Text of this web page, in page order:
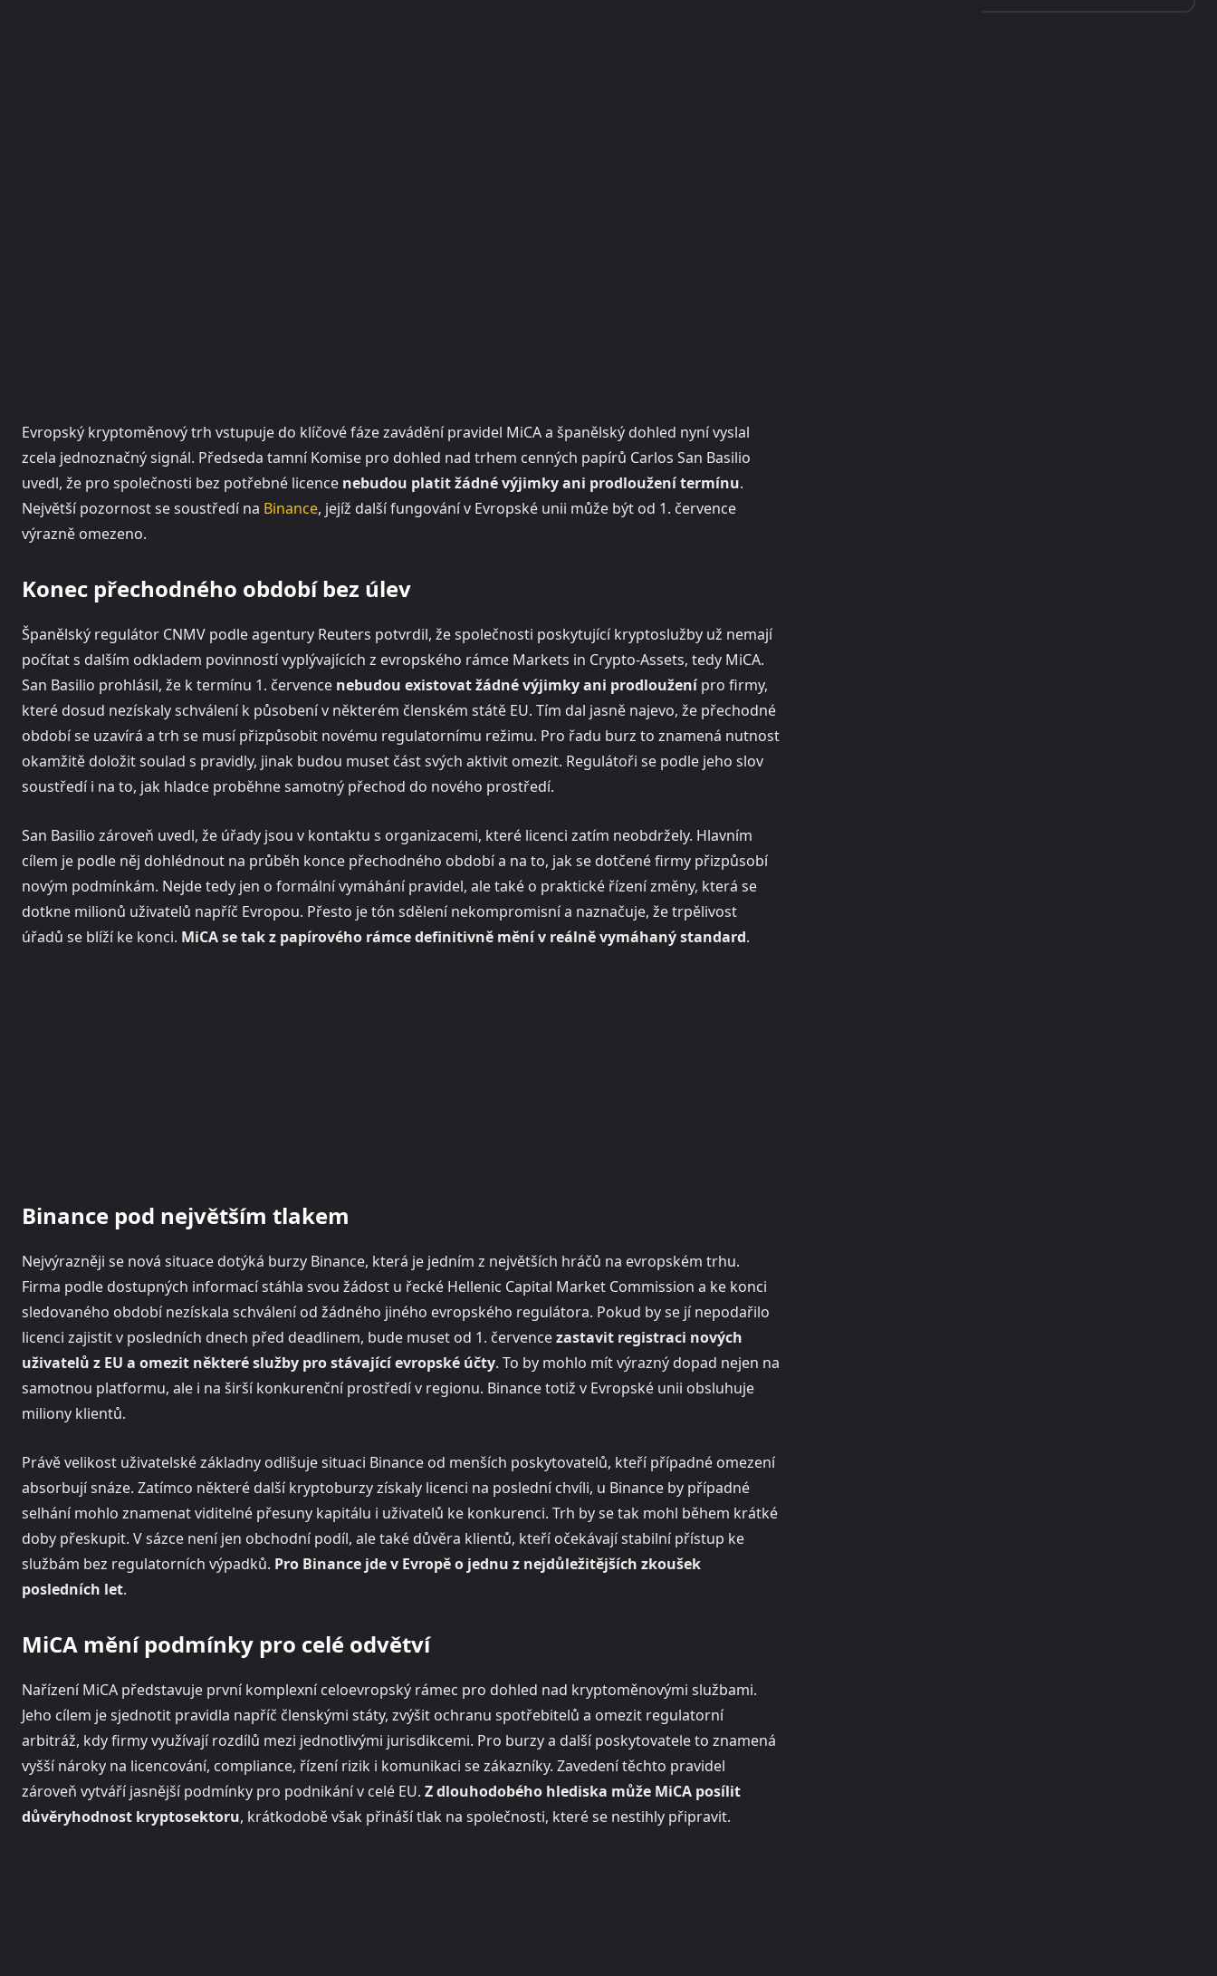
Evropský kryptoměnový trh vstupuje do klíčové fáze zavádění pravidel MiCA a španělský dohled nyní vyslal
zcela jednoznačný signál. Předseda tamní Komise pro dohled nad trhem cenných papírů Carlos San Basilio
uvedl, že pro společnosti bez potřebné licence nebudou platit žádné výjimky ani prodloužení termínu.
Největší pozornost se soustředí na Binance, jejíž další fungování v Evropské unii může být od 1. července
výrazně omezeno.
Konec přechodného období bez úlev
Španělský regulátor CNMV podle agentury Reuters potvrdil, že společnosti poskytující kryptoslužby už nemají
počítat s dalším odkladem povinností vyplývajících z evropského rámce Markets in Crypto-Assets, tedy MiCA.
San Basilio prohlásil, že k termínu 1. července nebudou existovat žádné výjimky ani prodlouženípro firmy,
které dosud nezískaly schválení k působení v některém členském státě EU. Tím dal jasně najevo, že přechodné
období se uzavírá a trh se musí přizpůsobit novému regulatornímu režimu. Pro řadu burz to znamená nutnost
okamžitě doložit soulad s pravidly, jinak budou muset část svých aktivit omezit. Regulátoři se podle jeho slov
soustředí i na to, jak hladce proběhne samotný přechod do nového prostředí.
San Basilio zároveň uvedl, že úřady jsou v kontaktu s organizacemi, které licenci zatím neobdržely. Hlavním
cílem je podle něj dohlédnout na průběh konce přechodného období a na to, jak se dotčené firmy přizpůsobí
novým podmínkám. Nejde tedy jen o formální vymáhání pravidel, ale také o praktické řízení změny, která se
dotkne milionů uživatelů napříč Evropou. Přesto je tón sdělení nekompromisní a naznačuje, že trpělivost
úřadů se blíží ke konci. MiCA se tak z papírového rámce definitivně mění v reálně vymáhaný standard.
Binance pod největším tlakem
Nejvýrazněji se nová situace dotýká burzy Binance, která je jedním z největších hráčů na evropském trhu.
Firma podle dostupných informací stáhla svou žádost u řecké Hellenic Capital Market Commission a ke konci
sledovaného období nezískala schválení od žádného jiného evropského regulátora. Pokud by se jí nepodařilo
licenci zajistit v posledních dnech před deadlinem, bude muset od 1. červencezastavit registraci nových
uživatelů z EU a omezit některé služby pro stávající evropské účty. To by mohlo mít výrazný dopad nejen na
samotnou platformu, ale i na širší konkurenční prostředí v regionu. Binance totiž v Evropské unii obsluhuje
miliony klientů.
Právě velikost uživatelské základny odlišuje situaci Binance od menších poskytovatelů, kteří případné omezení
absorbují snáze. Zatímco některé další kryptoburzy získaly licenci na poslední chvíli, u Binance by případné
selhání mohlo znamenat viditelné přesuny kapitálu i uživatelů ke konkurenci. Trh by se tak mohl během krátké
doby přeskupit. V sázce není jen obchodní podíl, ale také důvěra klientů, kteří očekávají stabilní přístup ke
službám bez regulatorních výpadků. Pro Binance jde v Evropě o jednu z nejdůležitějších zkoušek
posledních let.
MiCA mění podmínky pro celé odvětví
Nařízení MiCA představuje první komplexní celoevropský rámec pro dohled nad kryptoměnovými službami.
Jeho cílem je sjednotit pravidla napříč členskými státy, zvýšit ochranu spotřebitelů a omezit regulatorní
arbitráž, kdy firmy využívají rozdílů mezi jednotlivými jurisdikcemi. Pro burzy a další poskytovatele to znamená
vyšší nároky na licencování, compliance, řízení rizik i komunikaci se zákazníky. Zavedení těchto pravidel
zároveň vytváří jasnější podmínky pro podnikání v celé EU. Z dlouhodobého hlediska může MiCA posílit
důvěryhodnost kryptosektoru, krátkodobě však přináší tlak na společnosti, které se nestihly připravit.